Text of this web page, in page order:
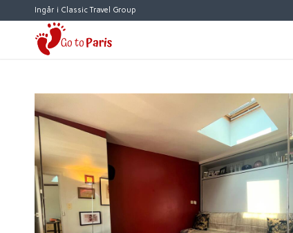
Ingår i Classic Travel Group